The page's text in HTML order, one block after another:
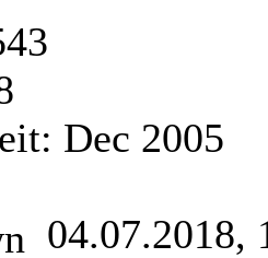
Dec 2005
04.07.2018,